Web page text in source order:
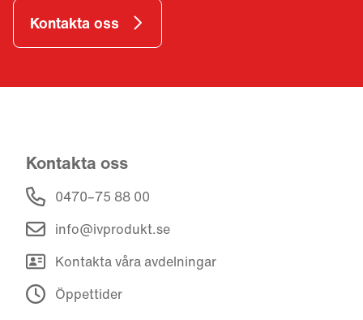
Kontakta oss
Kontakta oss
0470–75 88 00
info@ivprodukt.se
Kontakta våra avdelningar
Öppettider